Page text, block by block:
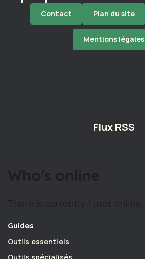
Contact Plan du site
Mentions légales
Flux RSS
Guides
Outils essentiels